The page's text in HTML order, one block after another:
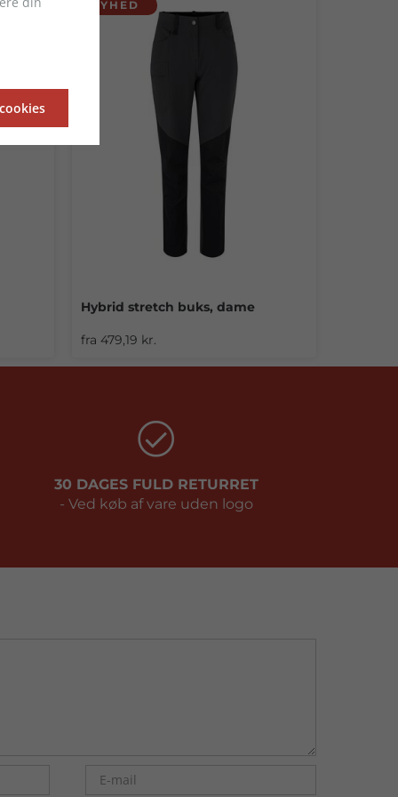
NYHED
Hybrid stretch buks, dame
fra 479,19 kr.
30 DAGES FULD RETURRET
- Ved køb af vare uden logo